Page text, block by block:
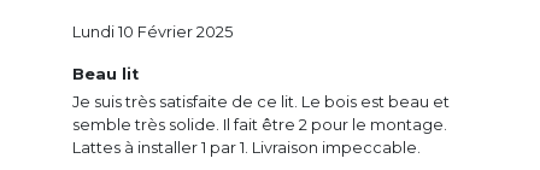
Beau lit
Je suis très satisfaite de ce lit. Le bois est beau et
semble très solide. Il fait être 2 pour le montage.
Lattes à installer 1 par 1. Livraison impeccable.
Lundi 10 Février 2025